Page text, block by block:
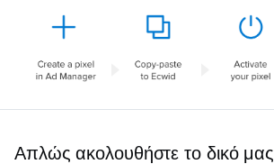
Απλώς ακολουθήστε το δικό μας